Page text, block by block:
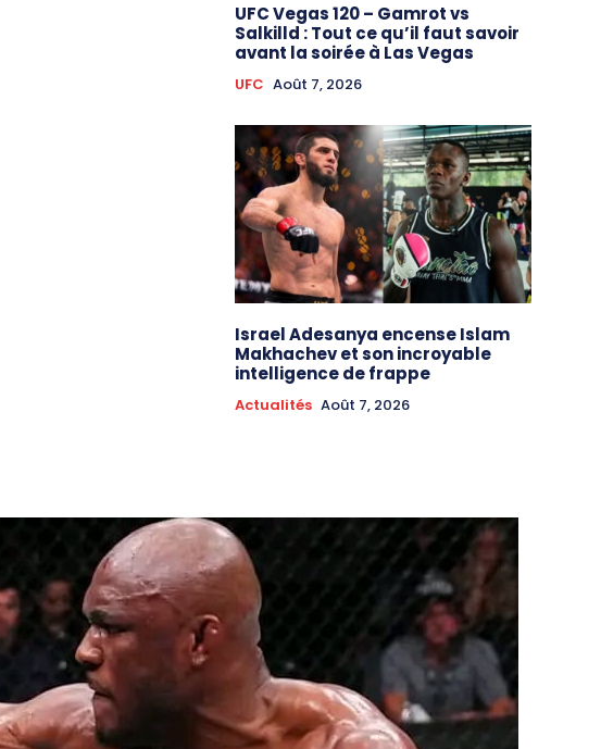
UFC Vegas 120 – Gamrot vs
Salkilld : Tout ce qu’il faut savoir
avant la soirée à Las Vegas
UFC Août 7, 2026
Israel Adesanya encense Islam
Makhachev et son incroyable
intelligence de frappe
Actualités Août 7, 2026